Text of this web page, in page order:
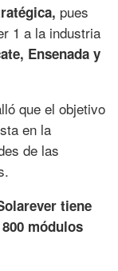
pues
1 a la industria
Ensenada y
que el objetivo
en la
de las
tiene
módulos